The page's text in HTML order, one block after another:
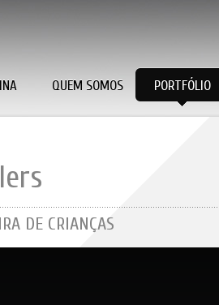
QUEM SOMOS PORTFÓLIO
DE CRIANÇAS